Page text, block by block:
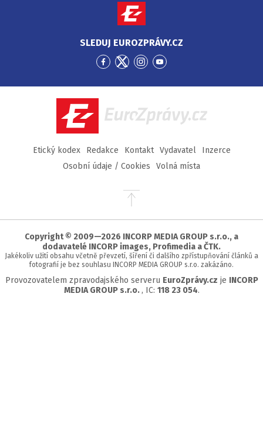
SLEDUJ EUROZPRÁVY.CZ
Přejít
Facebook
Přejít
Twitter
Přejít
Instagram
Přejít
YouTube
EuroZprávy.cz
Etický kodex Redakce Kontakt Vydavatel
Inzerce
Osobní údaje / Cookies
Volná místa
Přejít
stránky
Copyright © 2009—2026 INCORP MEDIA GROUP s.r.o., a
dodavatelé INCORP images, Profimedia a ČTK.
Jakékoliv užití obsahu včetně převzetí, šíření či dalšího zpřístupňování článků a
fotografií je bez souhlasu INCORP MEDIA GROUP s.r.o. zakázáno.
Provozovatelem zpravodajského serveru EuroZprávy.cz je INCORP
MEDIA GROUP s.r.o. , IC: 118 23 054.